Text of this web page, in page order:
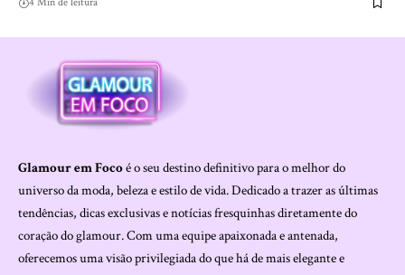
Glamour em Focoé o seu destino definitivo para o melhor do
universo da moda, beleza e estilo de vida. Dedicado a trazer as últimas
tendências, dicas exclusivas e notícias fresquinhas diretamente do
coração do glamour. Com uma equipe apaixonada e antenada,
oferecemos uma visão privilegiada do que há de mais elegante e